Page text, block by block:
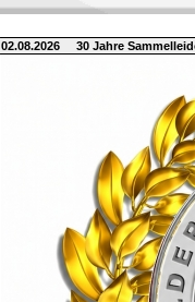
02.08.2026 30 Jahre